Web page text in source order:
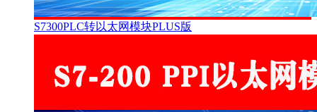
S7300PLC转以太网模块PLUS版